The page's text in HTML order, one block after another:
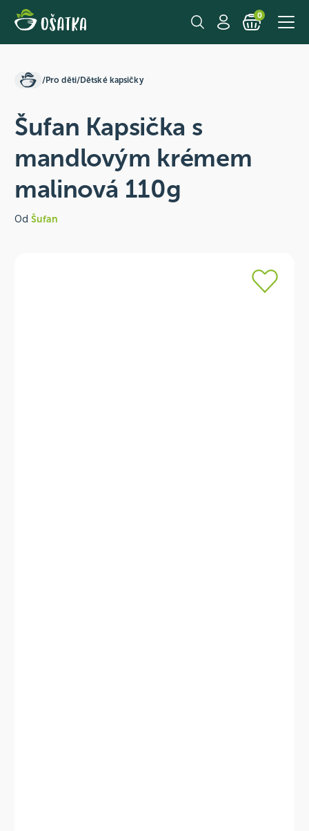
0
/Pro děti/Dětské kapsičky
Šufan Kapsička s
mandlovým krémem
malinová 110g
Od Šufan